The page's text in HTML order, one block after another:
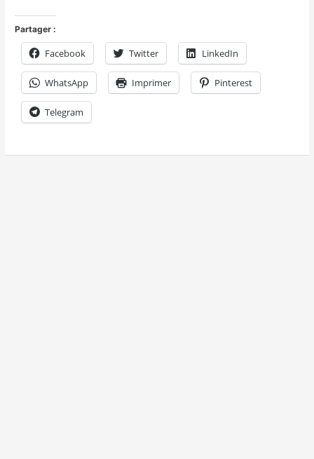
Partager :
Facebook Twitter LinkedIn
WhatsApp Imprimer Pinterest
Telegram